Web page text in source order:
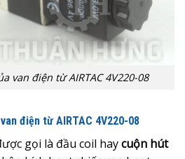
van điện từ AIRTAC 4V220-08
điện từ AIRTAC 4V220-08
gọi là đầu coil haycuộn hút